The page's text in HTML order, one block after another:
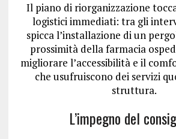
Il piano di riorganizzazione
logistici immediati: tra gli
spicca l’installazione di un
prossimità della farmacia
migliorare l’accessibilità e il
che usufruiscono dei servizi
struttura.
L’impegno del